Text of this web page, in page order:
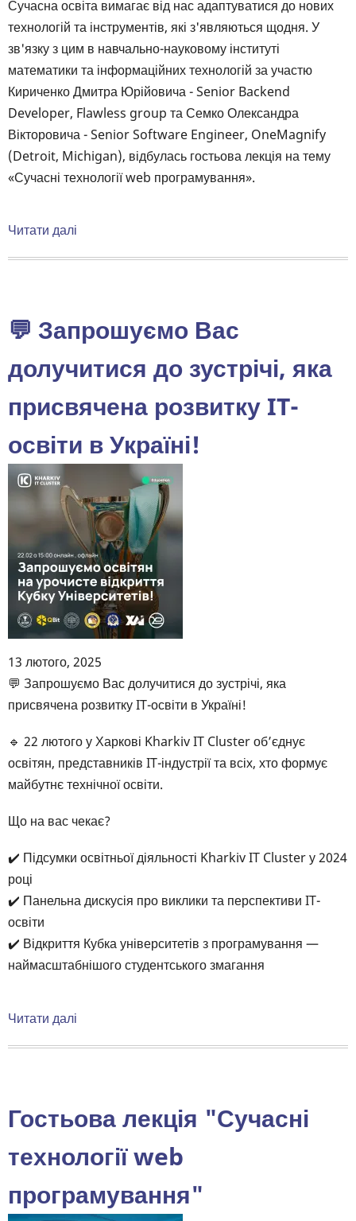
Body
Сучасна освіта вимагає від нас адаптуватися до нових
технологій та інструментів, які з'являються щодня. У
зв'язку з цим в навчально-науковому інституті
математики та інформаційних технологій за участю
Кириченко Дмитра Юрійовича - Senior Backend
Developer, Flawless group та Семко Олександра
Вікторовича - Senior Software Engineer, OneMagnify
(Detroit, Michigan), відбулась гостьова лекція на тему
«Сучасні технології web програмування».
Читати далі
участю
Дмитра
Юрійовича
Senior
Backend
Developer,
Flawless
group
та
Семко
Олександра
Вікторовича
-
Senior
Software
Engineer,
(Detroit,
Michigan)
💬 Запрошуємо Вас
долучитися до зустрічі, яка
присвячена розвитку IT-
освіти в Україні!
13 лютого, 2025
Body
💬 Запрошуємо Вас долучитися до зустрічі, яка
присвячена розвитку IT-освіти в Україні!
🔹 22 лютого у Харкові Kharkiv IT Cluster об’єднує
освітян, представників IT-індустрії та всіх, хто формує
майбутнє технічної освіти.
Що на вас чекає?
✔️ Підсумки освітньої діяльності Kharkiv IT Cluster у 2024
році
✔️ Панельна дискусія про виклики та перспективи IT-
освіти
✔️ Відкриття Кубка університетів з програмування —
наймасштабнішого студентського змагання
Читати далі
до
зустрічі,
яка
присвячена
розвитку
Гостьова лекція "Сучасні
технології web
програмування"